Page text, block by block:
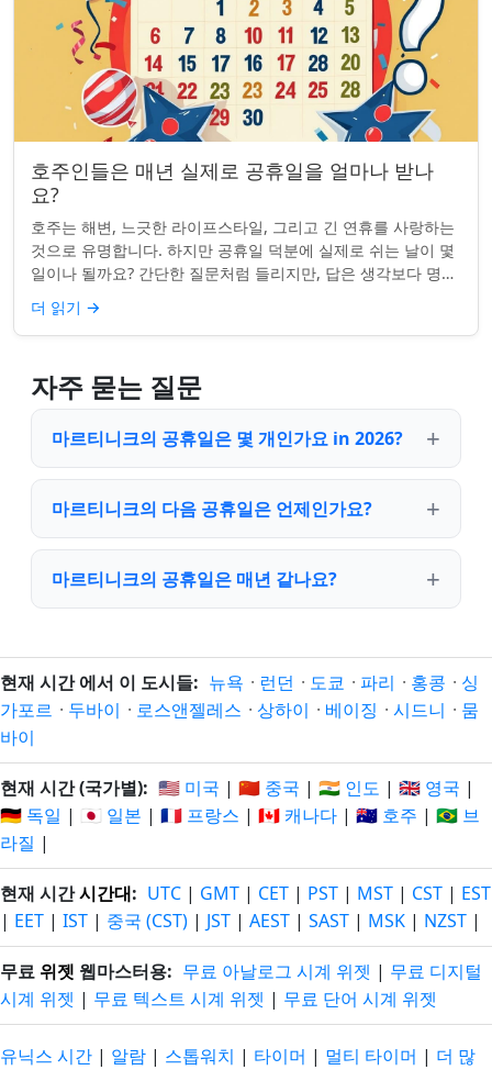
호주인들은 매년 실제로 공휴일을 얼마나 받나
요?
호주는 해변, 느긋한 라이프스타일, 그리고 긴 연휴를 사랑하는
것으로 유명합니다. 하지만 공휴일 덕분에 실제로 쉬는 날이 몇
일이나 될까요? 간단한 질문처럼 들리지만, 답은 생각보다 명확
하지 않을 수 있습니다. 거주...
더 읽기 →
자주 묻는 질문
마르티니크의 공휴일은 몇 개인가요 in 2026?
마르티니크의 다음 공휴일은 언제인가요?
마르티니크의 공휴일은 매년 같나요?
현재 시간 에서 이 도시들: 뉴욕 · 런던 · 도쿄 · 파리 · 홍콩 · 싱
가포르 · 두바이 · 로스앤젤레스 · 상하이 · 베이징 · 시드니 · 뭄
바이
현재 시간 (국가별): 🇺🇸 미국 | 🇨🇳 중국 | 🇮🇳 인도 | 🇬🇧 영국 |
🇩🇪 독일 | 🇯🇵 일본 | 🇫🇷 프랑스 | 🇨🇦 캐나다 | 🇦🇺 호주 | 🇧🇷 브
라질 |
현재 시간시간대: UTC | GMT | CET | PST | MST | CST | EST
| EET | IST | 중국 (CST) | JST | AEST | SAST | MSK | NZST |
무료 위젯 웹마스터용: 무료 아날로그 시계 위젯 | 무료 디지털
시계 위젯 | 무료 텍스트 시계 위젯 | 무료 단어 시계 위젯
유닉스 시간 | 알람 | 스톱워치 | 타이머 | 멀티 타이머 | 더 많